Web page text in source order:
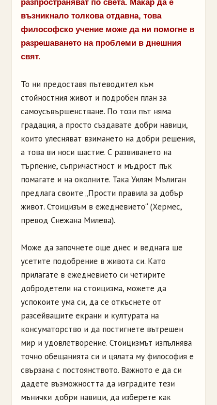
разпространяват по света. Макар да е
възникнало толкова отдавна, това
философско учение може да ни помогне в
разрешаването на проблеми в днешния
свят.
То ни предоставя пътеводител към
стойностния живот и подробен план за
самоусъвършенстване. По този път няма
градация, а просто създавате добри навици,
които улесняват взимането на добри решения,
а това ви носи щастие. С развиването на
търпение, съпричастност и мъдрост пък
помагате и на околните. Така Уилям Мълиган
предлага своите „Прости правила за добър
живот. Стоицизъм в ежедневието“ (Хермес,
превод Снежана Милева).
Може да започнете още днес и веднага ще
усетите подобрение в живота си. Като
прилагате в ежедневието си четирите
добродетели на стоицизма, можете да
успокоите ума си, да се откъснете от
разсейващите екрани и културата на
консуматорство и да постигнете вътрешен
мир и удовлетворение. Стоицизмът изпълнява
точно обещанията си и цялата му философия е
свързана с постоянството. Важното е да си
дадете възможността да изградите тези
мънички добри навици, да изберете как